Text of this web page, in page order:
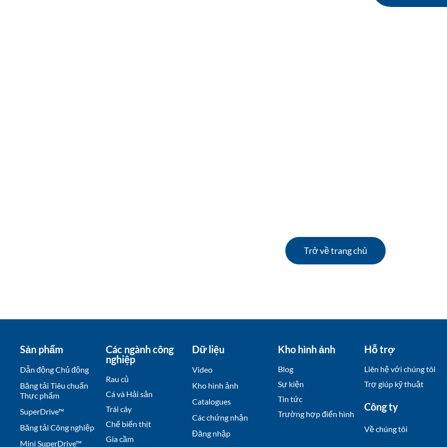
Trở về trang chủ
Sản phẩm
Dẫn động Chủ động
Băng tải Tiêu chuẩn
Thực phẩm
SuperDrive™
Băng tải Công nghiệp
Mini SuperDrive™
Các ngành công
nghiệp
Rau củ
Cá và Hải sản
Trái cây
Chế biến thịt
Gia cầm
Dữ liệu
Video
Kho hình ảnh
Catalogues
Các chứng nhận
Đăng nhập
Kho hình ảnh
Blog
Sự kiện
Tin tức
Trường hợp điển hình
Hỗ trợ
Liên hệ với chúng tôi
Trợ giúp kỹ thuật
Công ty
Về chúng tôi